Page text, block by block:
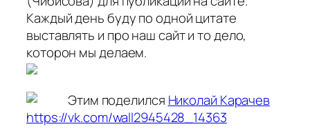
Каждый день буду по одной цитате
выставлять и про наш сайт и то дело,
которон мы делаем.
Этим поделился Николай Карачев
https://vk.com/wall2945428_14363